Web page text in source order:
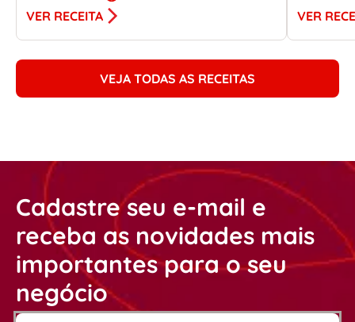
VER RECEITA VER
VEJA TODAS AS RECEITAS
Cadastre seu e-mail e
receba as novidades mais
importantes para o seu
negócio